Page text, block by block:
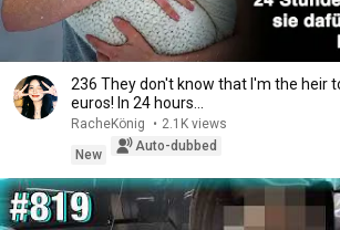
236 They don't know that I'm the heir
euros! In 24 hours...
RacheKönig • 2.1K views
New
Auto-dubbed